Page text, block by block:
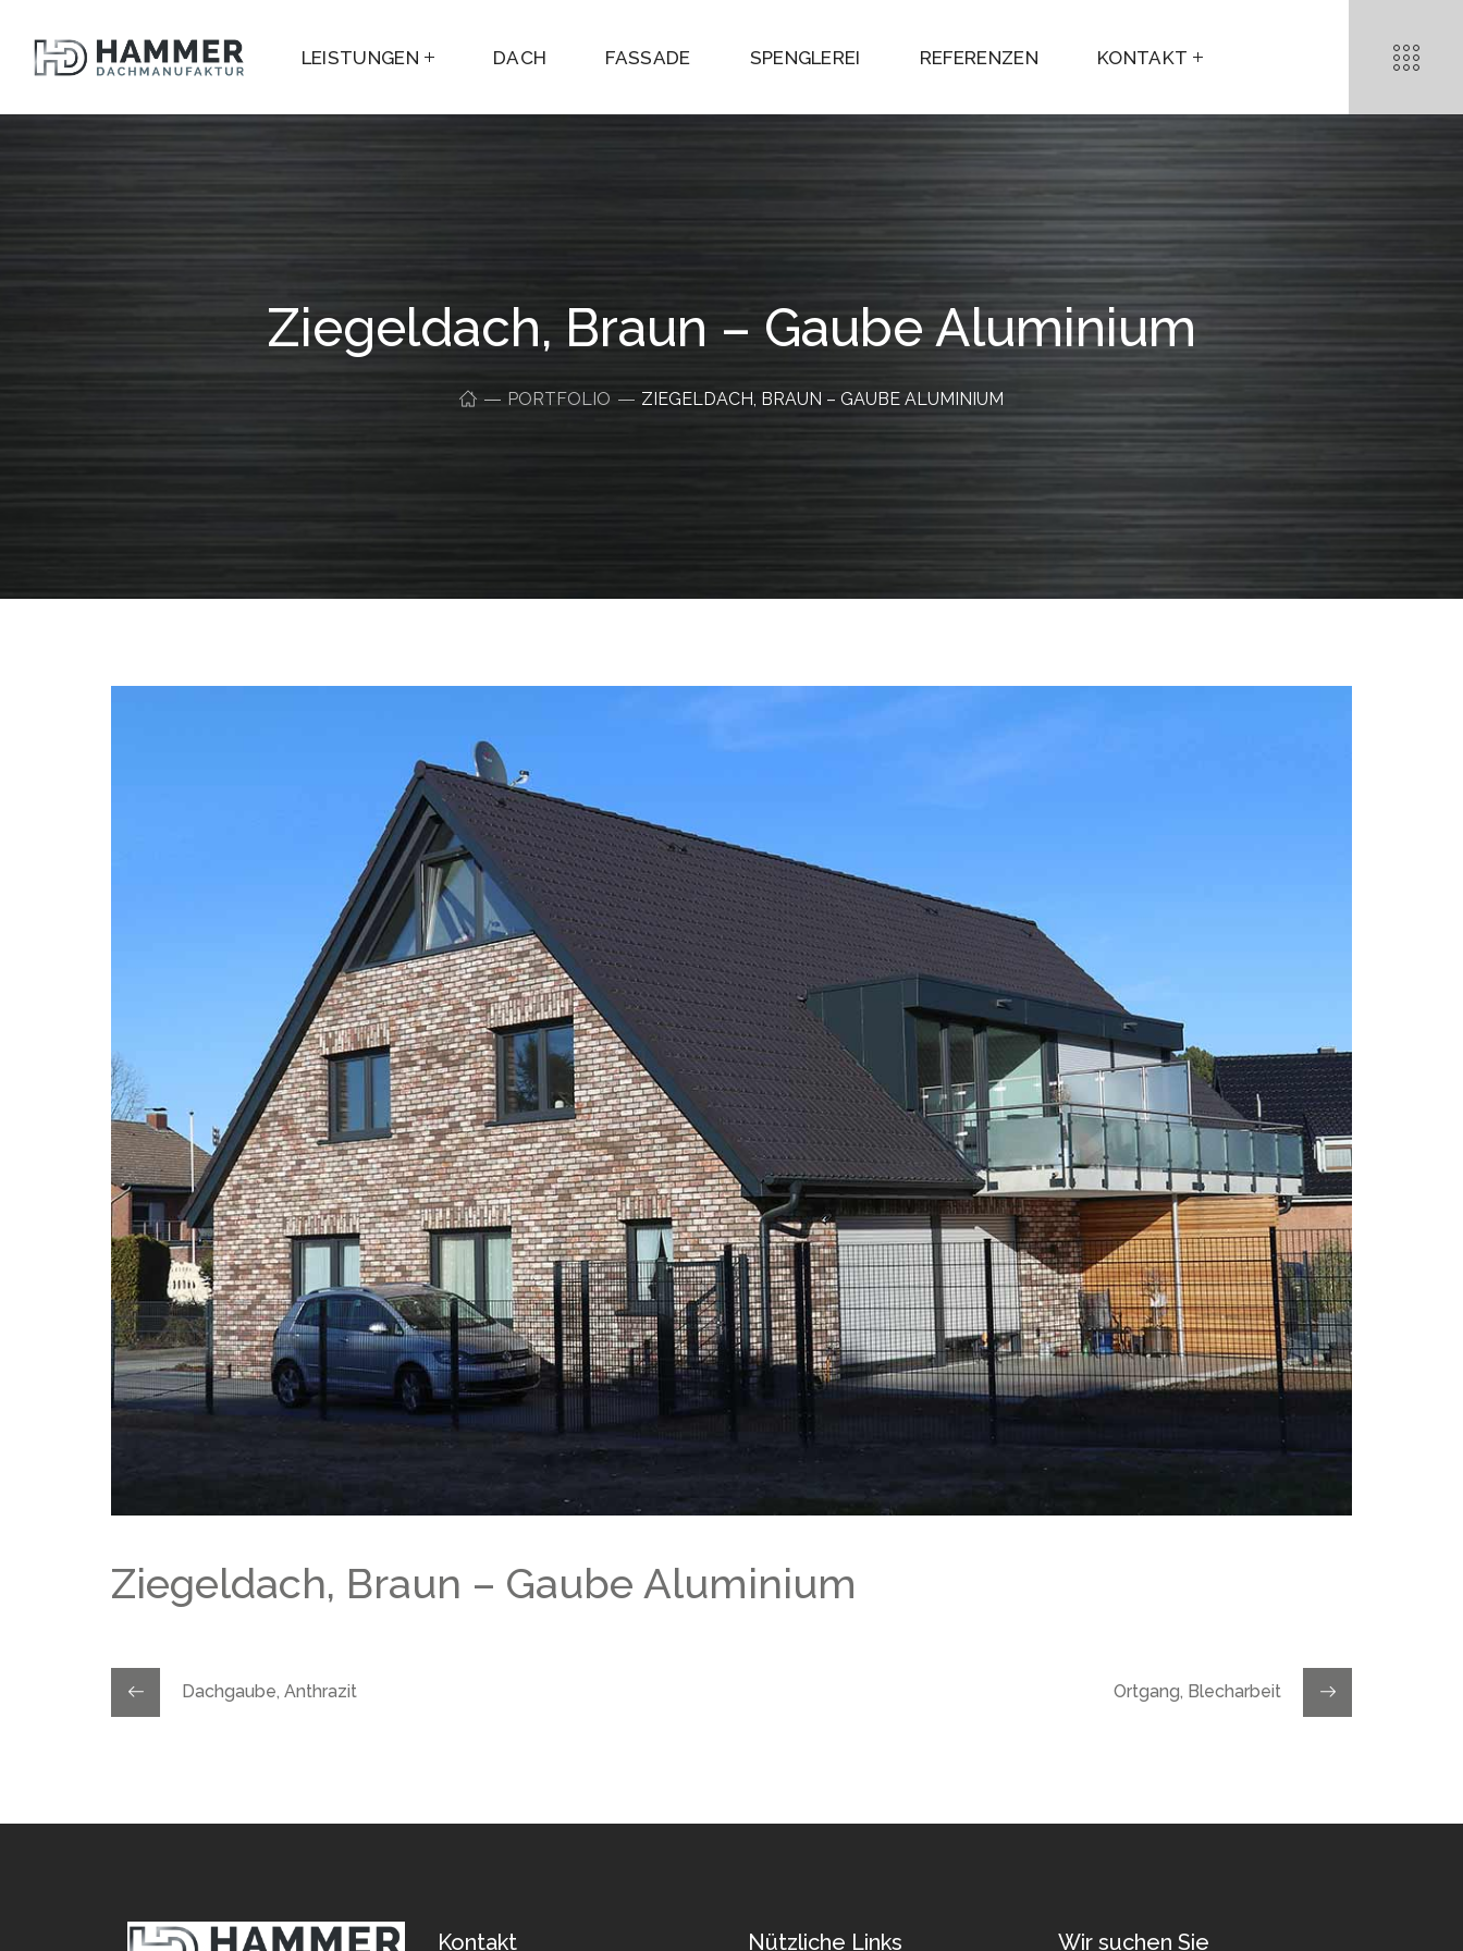
LEISTUNGEN DACH FASSADE SPENGLEREI REFERENZEN KONTAKT
Ziegeldach, Braun – Gaube Aluminium
PORTFOLIO ZIEGELDACH, BRAUN – GAUBE ALUMINIUM
Ziegeldach, Braun – Gaube Aluminium
Dachgaube, Anthrazit Ortgang, Blecharbeit
Kontakt Nützliche Links Wir suchen Sie